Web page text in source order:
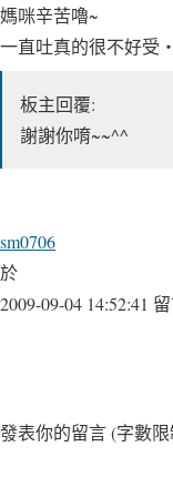
媽咪辛苦嚕~
一直吐真的很不好受
板主回覆:
謝謝你唷~~^^
sm0706
於
2009-09-04 14:52:41
發表你的留言(字數